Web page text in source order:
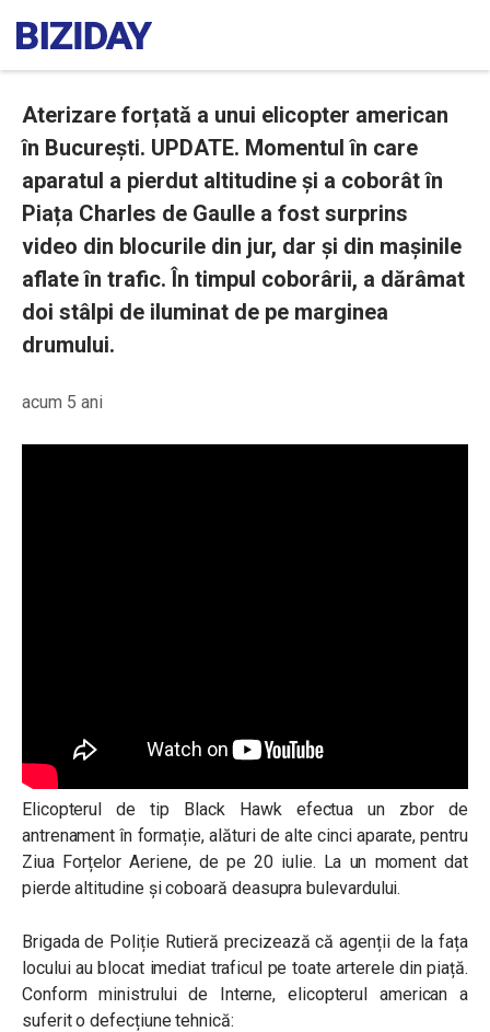
Aterizare forțată a unui elicopter american
în București. UPDATE. Momentul în care
aparatul a pierdut altitudine și a coborât în
Piața Charles de Gaulle a fost surprins
video din blocurile din jur, dar și din mașinile
aflate în trafic. În timpul coborârii, a dărâmat
doi stâlpi de iluminat de pe marginea
drumului.
acum 5 ani
Elicopterul de tip Black Hawk efectua un zbor de
antrenament în formație, alături de alte cinci aparate, pentru
Ziua Forțelor Aeriene, de pe 20 iulie. La un moment dat
pierde altitudine și coboară deasupra bulevardului.
Brigada de Poliție Rutieră precizează că agenții de la fața
locului au blocat imediat traficul pe toate arterele din piață.
Conform ministrului de Interne, elicopterul american a
suferit o defecțiune tehnică: